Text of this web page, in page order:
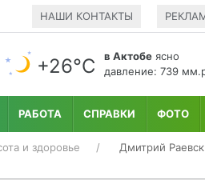
НАШИ КОНТАКТЫ
+26°С в Актобе ясно
давление: 739
РАБОТА СПРАВКИ ФОТО
и здоровье
Дмитрий